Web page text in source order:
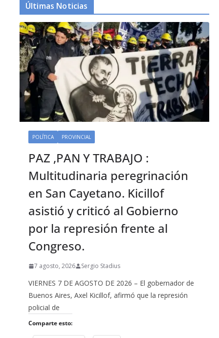
Últimas Noticias
POLÍTICA PROVINCIAL
PAZ ,PAN Y TRABAJO :
Multitudinaria peregrinación
en San Cayetano. Kicillof
asistió y criticó al Gobierno
por la represión frente al
Congreso.
7 agosto, 2026 Sergio Stadius
VIERNES 7 DE AGOSTO DE 2026 – El gobernador de
Buenos Aires, Axel Kicillof, afirmó que la represión
policial de
Comparte esto: